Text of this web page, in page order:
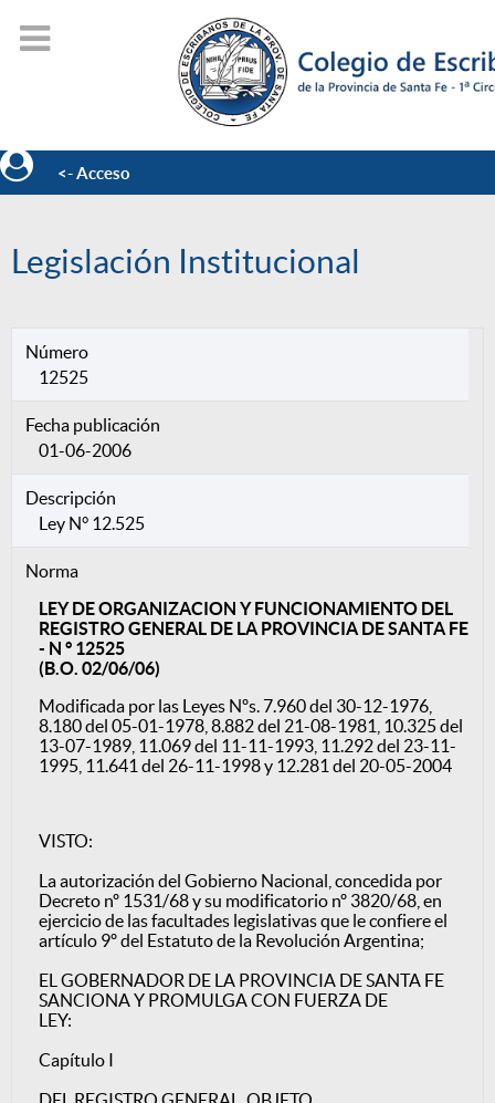
<- Acceso
Legislación Institucional
Número
12525
Fecha publicación
01-06-2006
Descripción
Ley N° 12.525
Norma
LEY DE ORGANIZACION Y FUNCIONAMIENTO DEL
REGISTRO GENERAL DE LA PROVINCIA DE SANTA FE
- N ° 12525
(B.O. 02/06/06)
Modificada por las Leyes Nºs. 7.960 del 30-12-1976,
8.180 del 05-01-1978, 8.882 del 21-08-1981, 10.325 del
13-07-1989, 11.069 del 11-11-1993, 11.292 del 23-11-
1995, 11.641 del 26-11-1998 y 12.281 del 20-05-2004
VISTO:
La autorización del Gobierno Nacional, concedida por
Decreto nº 1531/68 y su modificatorio nº 3820/68, en
ejercicio de las facultades legislativas que le confiere el
artículo 9º del Estatuto de la Revolución Argentina;
EL GOBERNADOR DE LA PROVINCIA DE SANTA FE
SANCIONA Y PROMULGA CON FUERZA DE
LEY:
Capítulo I